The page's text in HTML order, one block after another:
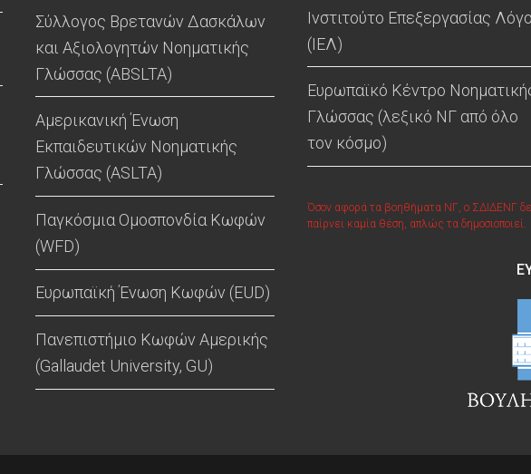
Σύλλογος Βρετανών Δασκάλων
και Αξιολογητών Νοηματικής
Γλώσσας (ABSLTA)
Αμερικανική Ένωση
Εκπαιδευτικών Νοηματικής
Γλώσσας (ASLTA)
Παγκόσμια Ομοσπονδία Κωφών
(WFD)
Ευρωπαϊκή Ένωση Κωφών (EUD)
Πανεπιστήμιο Κωφών Αμερικής
(Gallaudet University, GU)
Ινστιτούτο Επεξεργασίας
(ΙΕΛ)
Ευρωπαϊκό Κέντρο
Γλώσσας (λεξικό ΝΓ από όλο
τον κόσμο)
Όσον αφορά τα βοηθήματα ΝΓ, ο ΣΔΙΔΕΝΓ
παίρνει καμία θέση, απλώς τα δημοσιοποιεί.